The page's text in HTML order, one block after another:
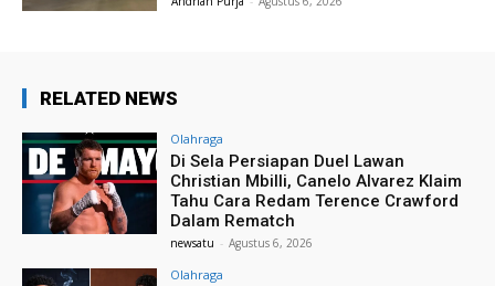
RELATED NEWS
Olahraga
Di Sela Persiapan Duel Lawan
Christian Mbilli, Canelo Alvarez Klaim
Tahu Cara Redam Terence Crawford
Dalam Rematch
newsatu - Agustus 6, 2026
Olahraga